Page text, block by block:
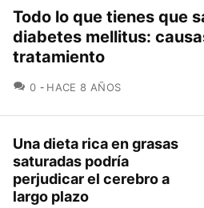
Todo lo que tienes que
diabetes mellitus:
tratamiento
0 COMENTARIOS
HACE 8 AÑOS
Una dieta rica en grasas
saturadas podría
perjudicar el cerebro a
largo plazo